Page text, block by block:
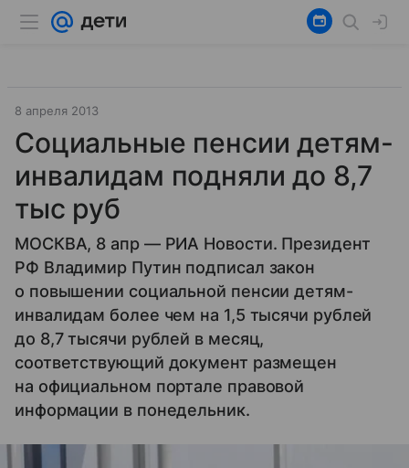
8 апреля 2013
Социальные пенсии детям-
инвалидам подняли до 8,7
тыс руб
МОСКВА, 8 апр — РИА Новости. Президент
РФ Владимир Путин подписал закон
о повышении социальной пенсии детям-
инвалидам более чем на 1,5 тысячи рублей
до 8,7 тысячи рублей в месяц,
соответствующий документ размещен
на официальном портале правовой
информации в понедельник.